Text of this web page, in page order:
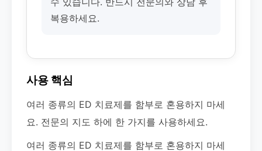
복용하세요.
사용 핵심
여러 종류의 ED 치료제를 함부로 혼용하지 마세
요. 전문의 지도 하에 한 가지를 사용하세요.
여러 종류의 ED 치료제를 함부로 혼용하지 마세